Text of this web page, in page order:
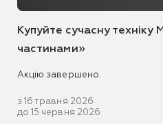
Купуйте сучасну
частинами»
Акцію завершено.
з 16 травня 2026
до 15 червня 2026